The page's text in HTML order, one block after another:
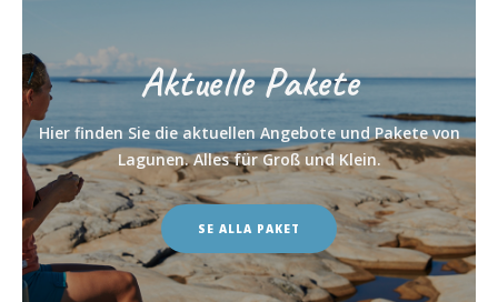
Aktuelle Pakete
Hier finden Sie die aktuellen Angebote und Pakete von
Lagunen. Alles für Groß und Klein.
SE ALLA PAKET